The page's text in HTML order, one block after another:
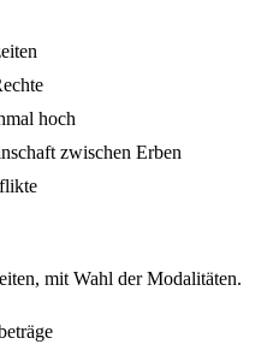
hoch
zwischen Erben
mit Wahl der Modalitäten.